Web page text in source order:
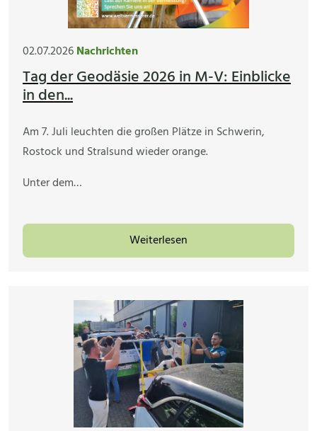
02.07.2026Nachrichten
Tag der Geodäsie 2026 in M-V: Einblicke
in den...
Am 7. Juli leuchten die großen Plätze in Schwerin,
Rostock und Stralsund wieder orange.
Unter dem…
Weiterlesen